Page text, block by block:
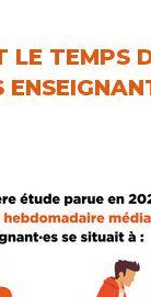
LE TEMPS